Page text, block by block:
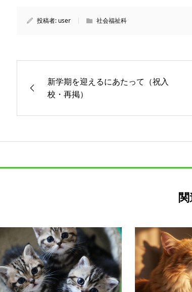
投稿者: user 社会福祉科
新学期を迎えるにあたって（祝入
校・再掲）